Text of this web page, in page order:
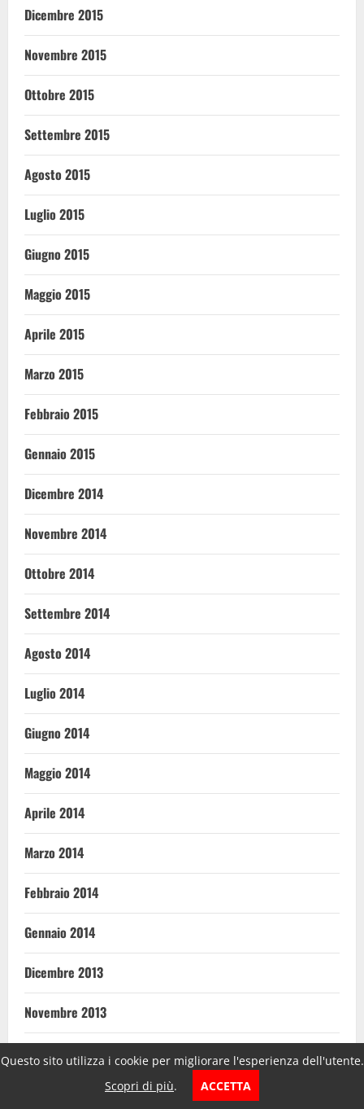
Dicembre 2015
Novembre 2015
Ottobre 2015
Settembre 2015
Agosto 2015
Luglio 2015
Giugno 2015
Maggio 2015
Aprile 2015
Marzo 2015
Febbraio 2015
Gennaio 2015
Dicembre 2014
Novembre 2014
Ottobre 2014
Settembre 2014
Agosto 2014
Luglio 2014
Giugno 2014
Maggio 2014
Aprile 2014
Marzo 2014
Febbraio 2014
Gennaio 2014
Dicembre 2013
Novembre 2013
Ottobre 2013
Settembre 2013
Questo sito utilizza i cookie per migliorare l'esperienza dell'utente.
Scopri di più. ACCETTA